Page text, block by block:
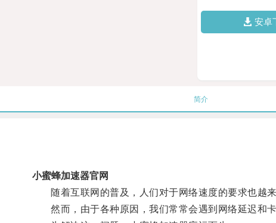
安卓
简介
小蜜蜂加速器官网
随着互联网的普及，人们对于网络速度的要求也越来
然而，由于各种原因，我们常常会遇到网络延迟和卡